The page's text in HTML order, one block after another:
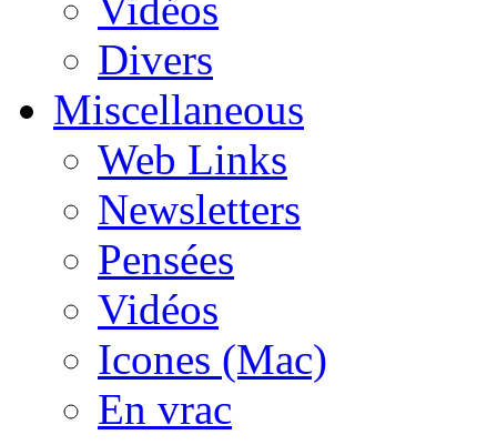
Divers
Miscellaneous
Web Links
Newsletters
Pensées
Vidéos
Icones (Mac)
En vrac